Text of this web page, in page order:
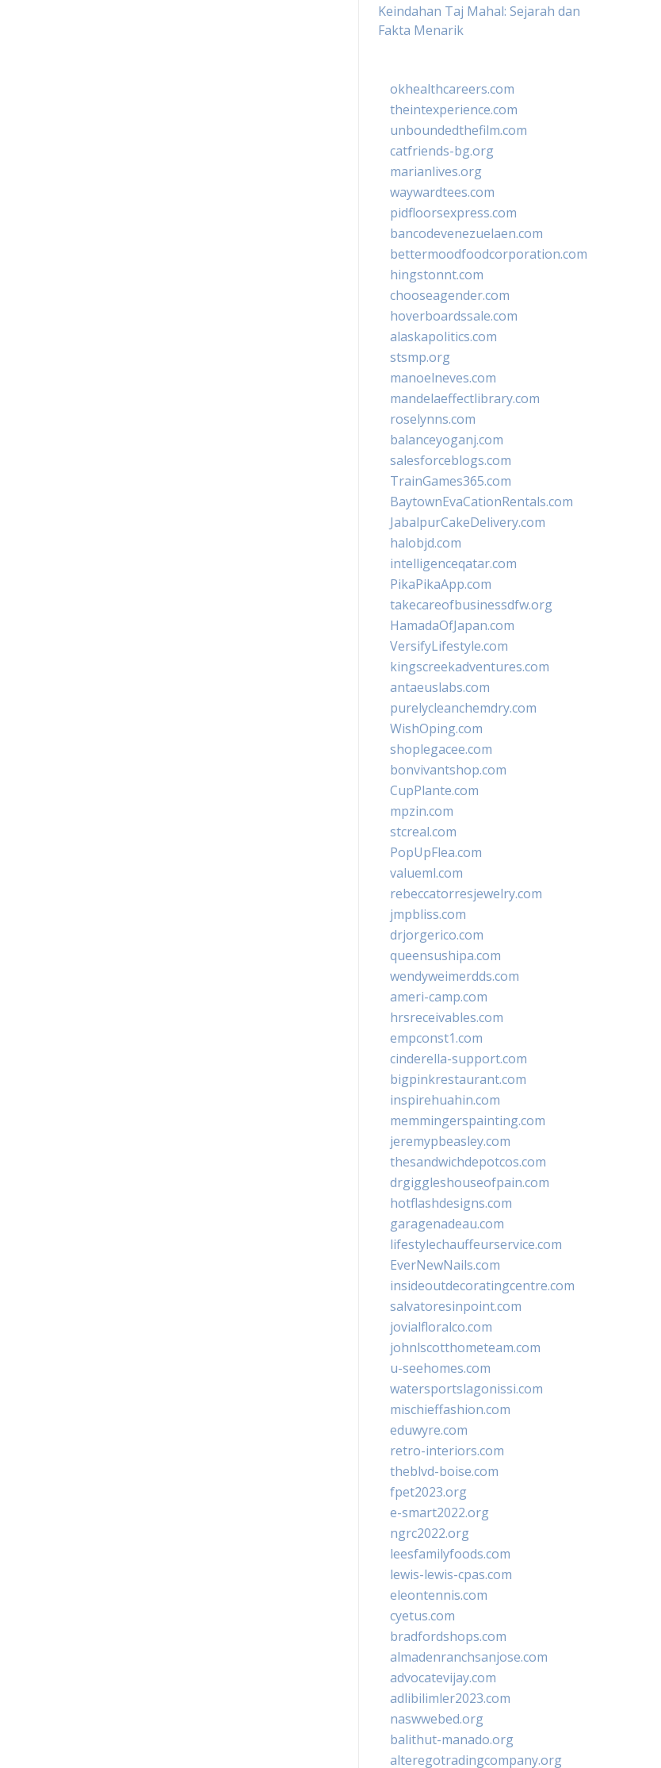
Keindahan Taj Mahal: Sejarah dan
Fakta Menarik
okhealthcareers.com
theintexperience.com
unboundedthefilm.com
catfriends-bg.org
marianlives.org
waywardtees.com
pidfloorsexpress.com
bancodevenezuelaen.com
bettermoodfoodcorporation.com
hingstonnt.com
chooseagender.com
hoverboardssale.com
alaskapolitics.com
stsmp.org
manoelneves.com
mandelaeffectlibrary.com
roselynns.com
balanceyoganj.com
salesforceblogs.com
TrainGames365.com
BaytownEvaCationRentals.com
JabalpurCakeDelivery.com
halobjd.com
intelligenceqatar.com
PikaPikaApp.com
takecareofbusinessdfw.org
HamadaOfJapan.com
VersifyLifestyle.com
kingscreekadventures.com
antaeuslabs.com
purelycleanchemdry.com
WishOping.com
shoplegacee.com
bonvivantshop.com
CupPlante.com
mpzin.com
stcreal.com
PopUpFlea.com
valueml.com
rebeccatorresjewelry.com
jmpbliss.com
drjorgerico.com
queensushipa.com
wendyweimerdds.com
ameri-camp.com
hrsreceivables.com
empconst1.com
cinderella-support.com
bigpinkrestaurant.com
inspirehuahin.com
memmingerspainting.com
jeremypbeasley.com
thesandwichdepotcos.com
drgiggleshouseofpain.com
hotflashdesigns.com
garagenadeau.com
lifestylechauffeurservice.com
EverNewNails.com
insideoutdecoratingcentre.com
salvatoresinpoint.com
jovialfloralco.com
johnlscotthometeam.com
u-seehomes.com
watersportslagonissi.com
mischieffashion.com
eduwyre.com
retro-interiors.com
theblvd-boise.com
fpet2023.org
e-smart2022.org
ngrc2022.org
leesfamilyfoods.com
lewis-lewis-cpas.com
eleontennis.com
cyetus.com
bradfordshops.com
almadenranchsanjose.com
advocatevijay.com
adlibilimler2023.com
naswwebed.org
balithut-manado.org
alteregotradingcompany.org